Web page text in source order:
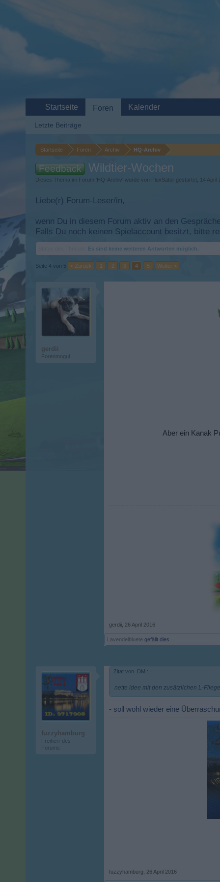
Startseite Foren Archiv HQ-Archiv
Feedback Wildtier-Wochen
Dieses Thema im Forum ' HQ-Archiv ' wurde von FluxSator gestartet, 14 April
Liebe(r) Forum-Leser/in,
wenn Du in diesem Forum aktiv an den
Falls Du noch keinen Spielaccount besitzt, bitte
Es sind keine weiteren Antworten möglich.
Seite 4 von 5 < Zurück 1 2 3 4 5 Weiter >
gerdii
Forenmogul
Aber ein Kanak
gerdii 26 April 2016
Lavendelbluete gefällt dies.
fuzzyhamburg
Freiherr des
Forums
Zitat von .DM.: ↑
nette idee mit den zusätzlichen L-
- soll wohl wieder eine
fuzzyhamburg 26 April 2016
Startseite Foren
Letzte Beiträge
Kalender